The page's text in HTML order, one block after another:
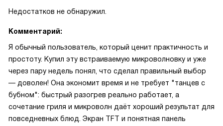
Недостатков не обнаружил.
Комментарий:
Я обычный пользователь, который ценит практичность и
простоту. Купил эту встраиваемую микроволновку и уже
через пару недель понял, что сделал правильный выбор
— доволен! Она экономит время и не требует "танцев с
бубном": быстрый разогрев реально работает, а
сочетание гриля и микроволн даёт хороший результат для
повседневных блюд. Экран TFT и понятная панель